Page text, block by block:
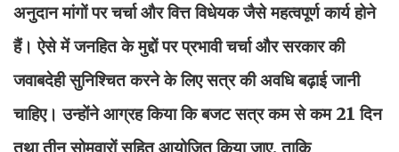
अनुदान मांगों पर चर्चा और वित्त विधेयक जैसे महत्वपूर्ण कार्य होने
हैं। ऐसे में जनहित के मुद्दों पर प्रभावी चर्चा और सरकार की
जवाबदेही सुनिश्चित करने के लिए सत्र की अवधि बढ़ाई जानी
चाहिए। उन्होंने आग्रह किया कि बजट सत्र कम से कम 21 दिन
तथा तीन सोमवारों सहित आयोजित किया जाए, ताकि